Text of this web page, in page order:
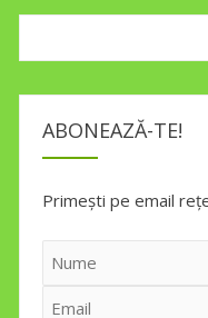
ABONEAZĂ-TE!
Primești pe email